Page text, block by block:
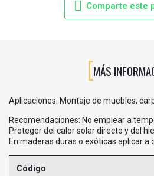
Comparte este
MÁS
Aplicaciones: Montaje de muebles,
Recomendaciones: No emplear a
Proteger del calor solar directo y del
En maderas duras o exóticas aplicar a
Código